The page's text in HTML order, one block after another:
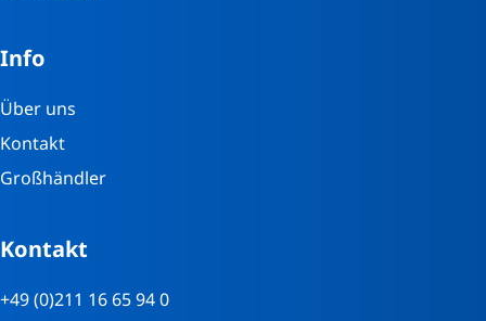
Info
Über uns
Kontakt
Großhändler
Kontakt
+49 (0)211 16 65 94 0